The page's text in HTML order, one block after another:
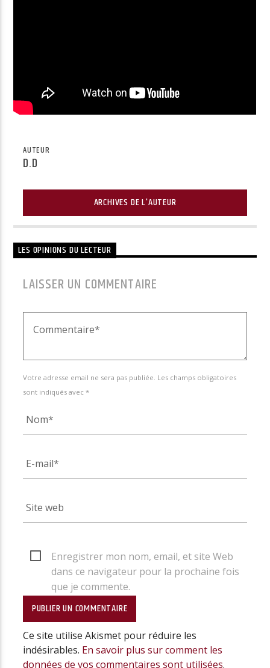
AUTEUR
D.D
ARCHIVES DE L'AUTEUR
LES OPINIONS DU LECTEUR
LAISSER UN COMMENTAIRE
Votre adresse email ne sera pas publiée. Les champs obligatoires
sont indiqués avec *
Enregistrer mon nom, email, et site Web
dans ce navigateur pour la prochaine fois
que je commente.
Ce site utilise Akismet pour réduire les
indésirables. En savoir plus sur comment les
données de vos commentaires sont utilisées.